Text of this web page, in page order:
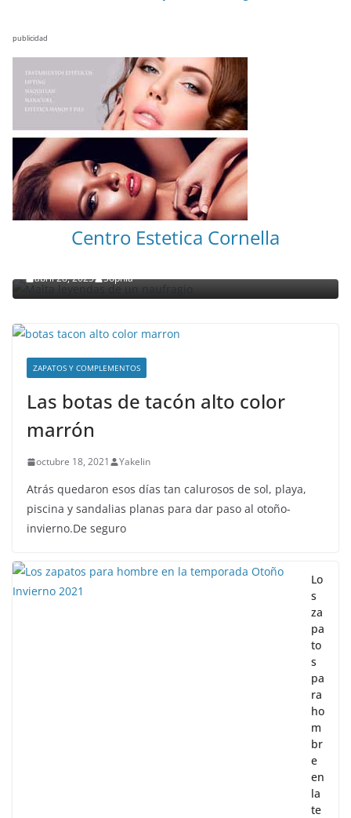
publicidad
Centro Estetica Cornella
abril 28, 2023 Sophia
ZAPATOS Y COMPLEMENTOS
Las botas de tacón alto color
marrón
octubre 18, 2021 Yakelin
Atrás quedaron esos días tan calurosos de sol, playa,
piscina y sandalias planas para dar paso al otoño-
invierno.De seguro
Lo
s
za
pa
to
s
pa
ra
ho
m
br
e
en
la
te